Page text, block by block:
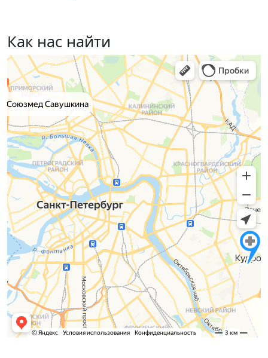
Как нас найти